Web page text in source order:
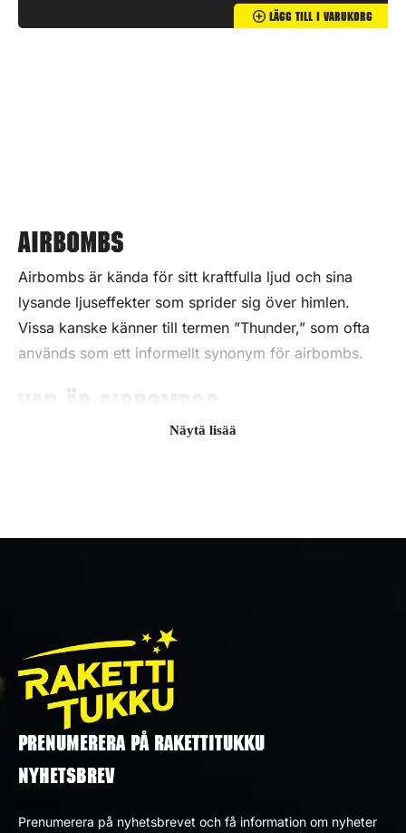
Lägg Till I Varukorg
Airbombs
Airbombs är kända för sitt kraftfulla ljud och sina
lysande ljuseffekter som sprider sig över himlen.
Vissa kanske känner till termen ”Thunder,” som ofta
används som ett informellt synonym för airbombs.
bomben högt upp i himlen, där den exploderar och
Airbombs Bjuder på en Vacker
Ljusshow
också en fängslande visuell aspekt. De skapar
magnifika ljuseffekter på himlen, med starka färger
Näytä lisää
PRENUMERERA PÅ RAKETTITUKKU
NYHETSBREV
Prenumerera på nyhetsbrevet och få information om nyheter